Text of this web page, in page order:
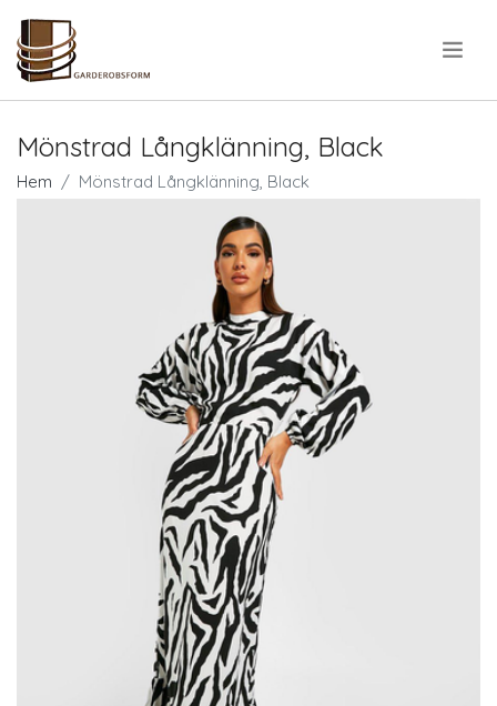
Mönstrad Långklänning, Black
Hem Mönstrad Långklänning, Black